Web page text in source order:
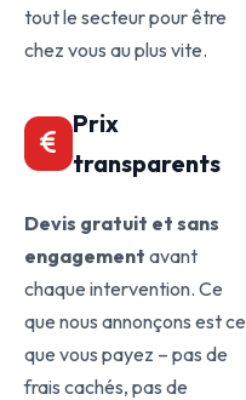
tout le secteur pour être
chez vous au plus vite.
Prix
transparents
Devis gratuit et sans
engagement avant
chaque intervention. Ce
que nous annonçons est ce
que vous payez – pas de
frais cachés, pas de